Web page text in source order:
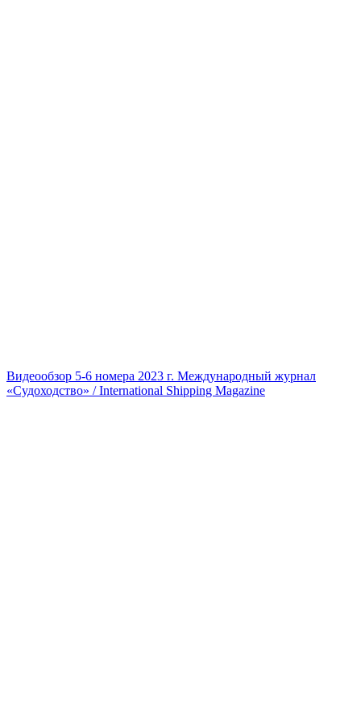
Видеообзор 5-6 номера 2023 г. Международный журнал
«Судоходство» / International Shipping Magazine